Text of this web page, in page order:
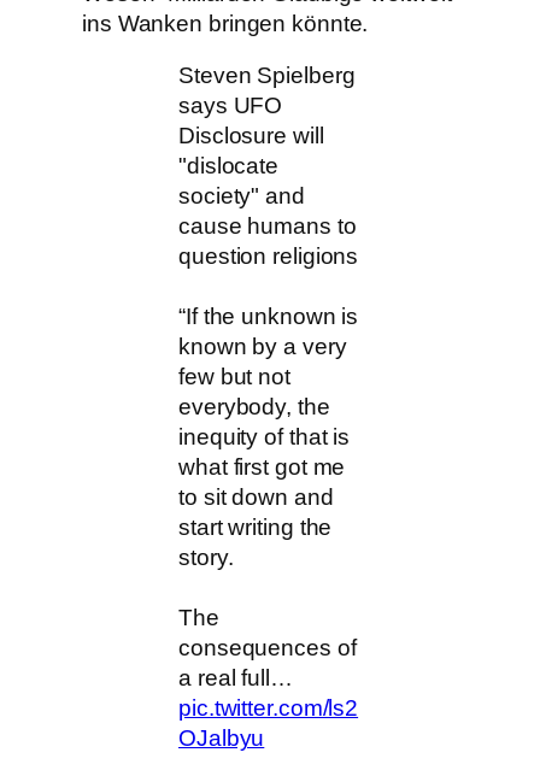
ins Wanken bringen könnte.
Steven Spielberg
says UFO
Disclosure will
"dislocate
society" and
cause humans to
question religions
“If the unknown is
known by a very
few but not
everybody, the
inequity of that is
what first got me
to sit down and
start writing the
story.
The
consequences of
a real full…
pic.twitter.com/ls2
OJalbyu